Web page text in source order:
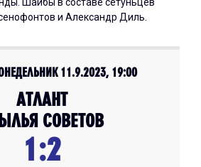
и Александр Диль.
11.9.2023, 19:00
АТЛАНТ
СОВЕТОВ
1:2